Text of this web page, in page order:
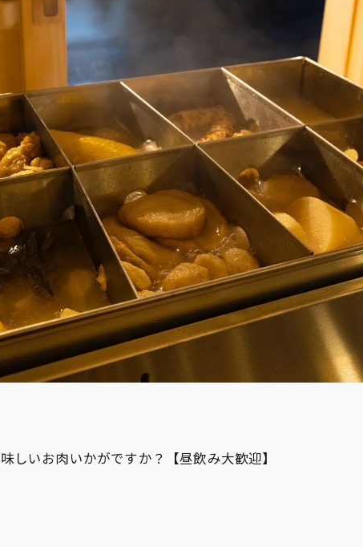
しいお肉いかがですか？【昼飲み大歓迎】